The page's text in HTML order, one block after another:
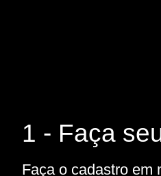
1 - Faça
Faça o cadastro em